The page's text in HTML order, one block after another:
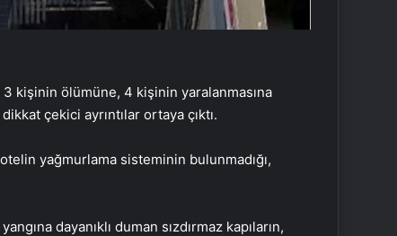
3 kişinin ölümüne, 4 kişinin yaralanmasına
çekici ayrıntılar ortaya çıktı.
yağmurlama sisteminin bulunmadığı,
dayanıklı duman sızdırmaz kapıların,